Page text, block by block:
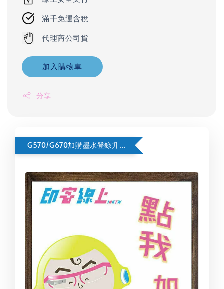
滿千免運含稅
代理商公司貨
加入購物車
分享
G570/G670加購墨水登錄升級兩年保按這裡